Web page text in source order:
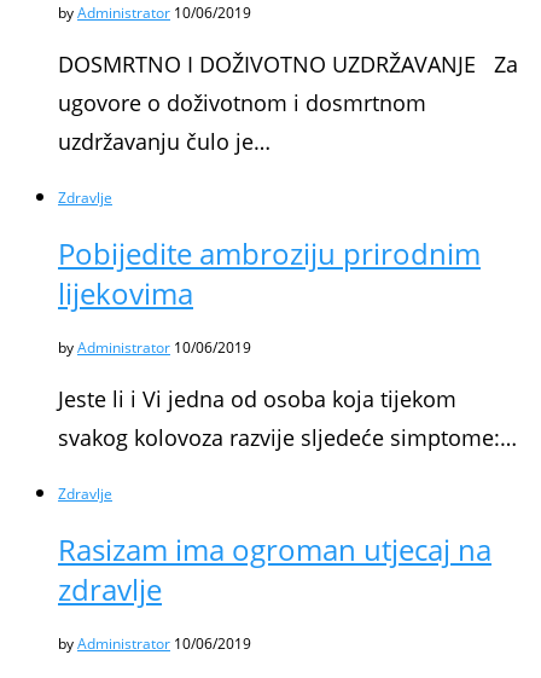
byAdministrator 10/06/2019
DOSMRTNO I DOŽIVOTNO UZDRŽAVANJE Za
ugovore o doživotnom i dosmrtnom
uzdržavanju čulo je…
Zdravlje
Pobijedite ambroziju prirodnim
lijekovima
byAdministrator 10/06/2019
Jeste li i Vi jedna od osoba koja tijekom
svakog kolovoza razvije sljedeće simptome:…
Zdravlje
Rasizam ima ogroman utjecaj na
zdravlje
byAdministrator 10/06/2019